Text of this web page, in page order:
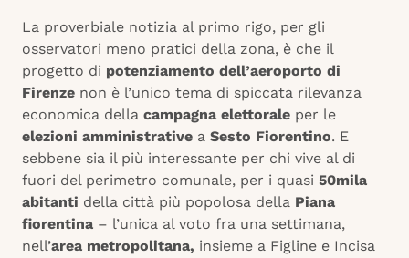
La proverbiale notizia al primo rigo, per gli
osservatori meno pratici della zona, è che il
progetto di potenziamento dell’aeroporto di
Firenze non è l’unico tema di spiccata rilevanza
economica della campagna elettorale per le
elezioni amministrative a Sesto Fiorentino. E
sebbene sia il più interessante per chi vive al di
fuori del perimetro comunale, per i quasi 50mila
abitanti della città più popolosa della Piana
fiorentina – l’unica al voto fra una settimana,
nell’area metropolitana, insieme a Figline e Incisa